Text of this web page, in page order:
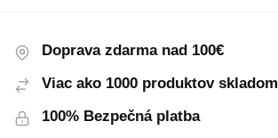
Doprava zdarma nad 100€
Viac ako 1000 produktov skladom
100% Bezpečná platba